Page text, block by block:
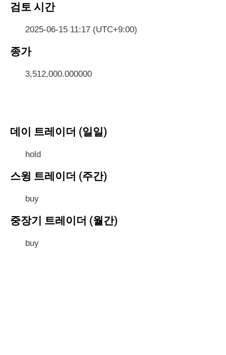
검토 시간
2025-06-15 11:17 (UTC+9:00)
종가
3,512,000.000000
데이 트레이더 (일일)
hold
스윙 트레이더 (주간)
buy
중장기 트레이더 (월간)
buy